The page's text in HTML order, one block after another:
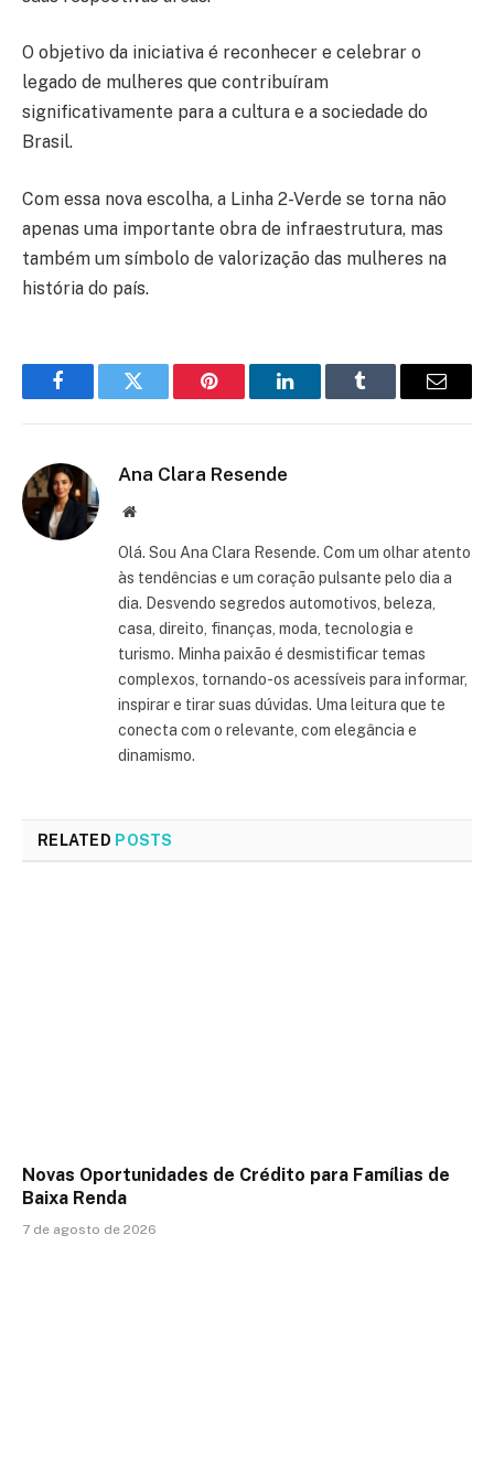
O objetivo da iniciativa é reconhecer e celebrar o
legado de mulheres que contribuíram
significativamente para a cultura e a sociedade do
Brasil.
Com essa nova escolha, a Linha 2-Verde se torna não
apenas uma importante obra de infraestrutura, mas
também um símbolo de valorização das mulheres na
história do país.
FacebookTwitter Pinterest LinkedInTumblr Email
Ana Clara Resende
Website
Olá. Sou Ana Clara Resende. Com um olhar atento
às tendências e um coração pulsante pelo dia a
dia. Desvendo segredos automotivos, beleza,
casa, direito, finanças, moda, tecnologia e
turismo. Minha paixão é desmistificar temas
complexos, tornando-os acessíveis para informar,
inspirar e tirar suas dúvidas. Uma leitura que te
conecta com o relevante, com elegância e
dinamismo.
RELATED POSTS
Novas Oportunidades de Crédito para Famílias de
Baixa Renda
7 de agosto de 2026